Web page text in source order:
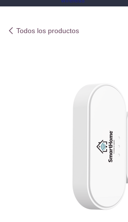
Todos los productos